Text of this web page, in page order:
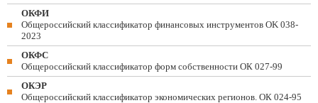
ОКФИ
Общероссийский классификатор финансовых инструментов OK 038-
2023
ОКФС
Общероссийский классификатор форм собственности ОК 027-99
ОКЭР
Общероссийский классификатор экономических регионов. ОК 024-95